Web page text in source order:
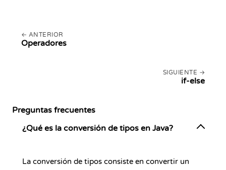
ANTERIOR
Operadores
SIGUIENTE
if-else
Preguntas frecuentes
¿Qué es la conversión de tipos en Java?
La conversión de tipos consiste en convertir un